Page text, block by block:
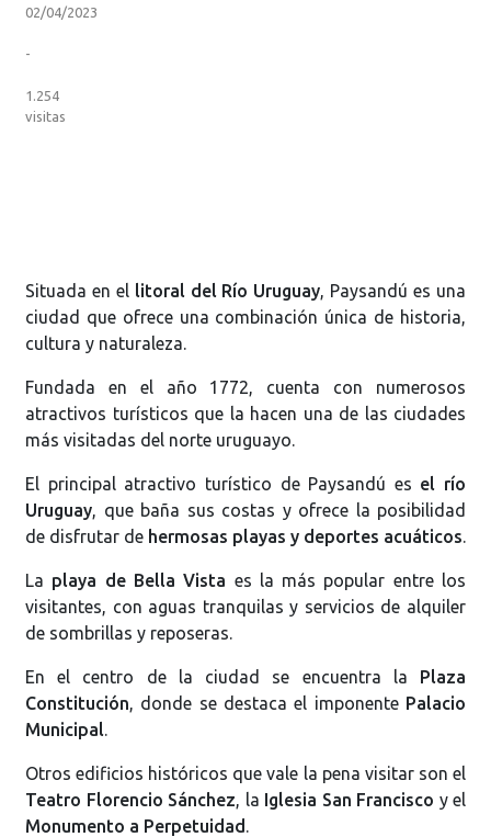
02/04/2023
-
1.254
visitas
Situada en el litoral del Río Uruguay, Paysandú es una
ciudad que ofrece una combinación única de historia,
cultura y naturaleza.
Fundada en el año 1772, cuenta con numerosos
atractivos turísticos que la hacen una de las ciudades
más visitadas del norte uruguayo.
El principal atractivo turístico de Paysandú es el río
Uruguay, que baña sus costas y ofrece la posibilidad
de disfrutar de hermosas playas y deportes acuáticos.
La playa de Bella Vista es la más popular entre los
visitantes, con aguas tranquilas y servicios de alquiler
de sombrillas y reposeras.
En el centro de la ciudad se encuentra la Plaza
Constitución, donde se destaca el imponente Palacio
Municipal.
Otros edificios históricos que vale la pena visitar son el
Teatro Florencio Sánchez, la Iglesia San Francisco y el
Monumento a Perpetuidad.